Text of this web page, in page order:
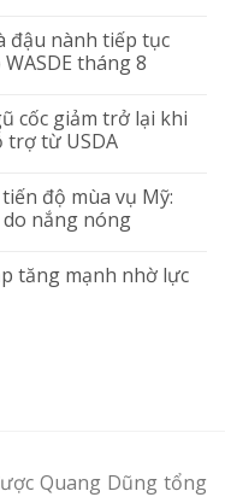
đậu nành tiếp tục
tháng 8
cốc giảm trở lại khi
từ USDA
độ mùa vụ Mỹ:
nắng nóng
tăng mạnh nhờ lực
Quang Dũng tổng